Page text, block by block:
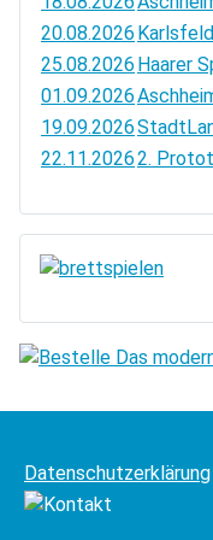
20.08.2026
25.08.2026 Haarer
01.09.2026
19.09.2026
22.11.20262.
Datenschutzerklärung